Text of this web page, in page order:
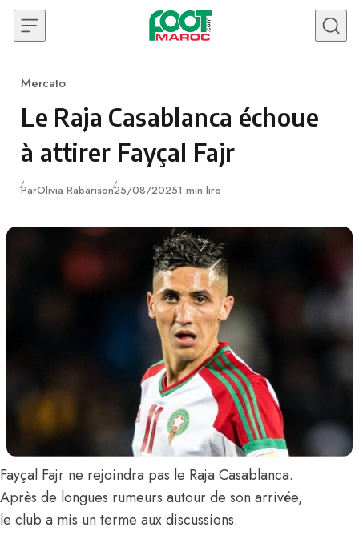
Skip to content
Category
Mercato
Le Raja Casablanca échoue
à attirer Fayçal Fajr
ParOlivia RabarisonPublié
25/08/20251 min lire
Fayçal Fajr ne rejoindra pas le Raja Casablanca.
Après de longues rumeurs autour de son arrivée,
le club a mis un terme aux discussions.